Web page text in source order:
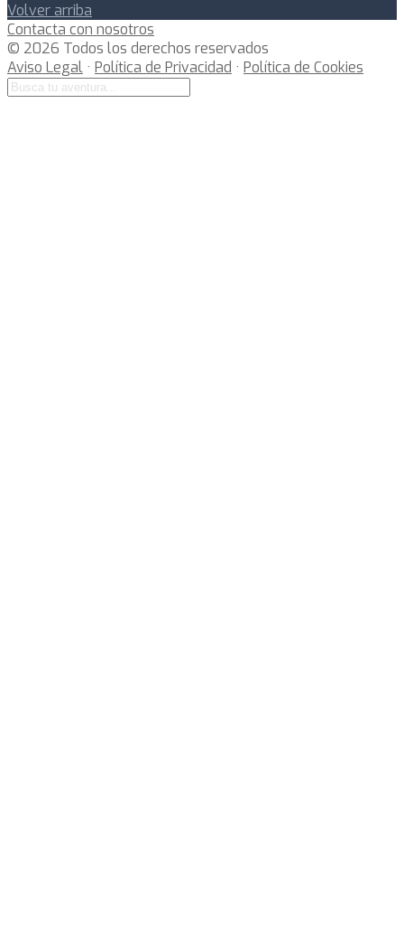
Volver arriba
Contacta con nosotros
© 2026 Todos los derechos reservados
Aviso Legal · Política de Privacidad · Política de Cookies